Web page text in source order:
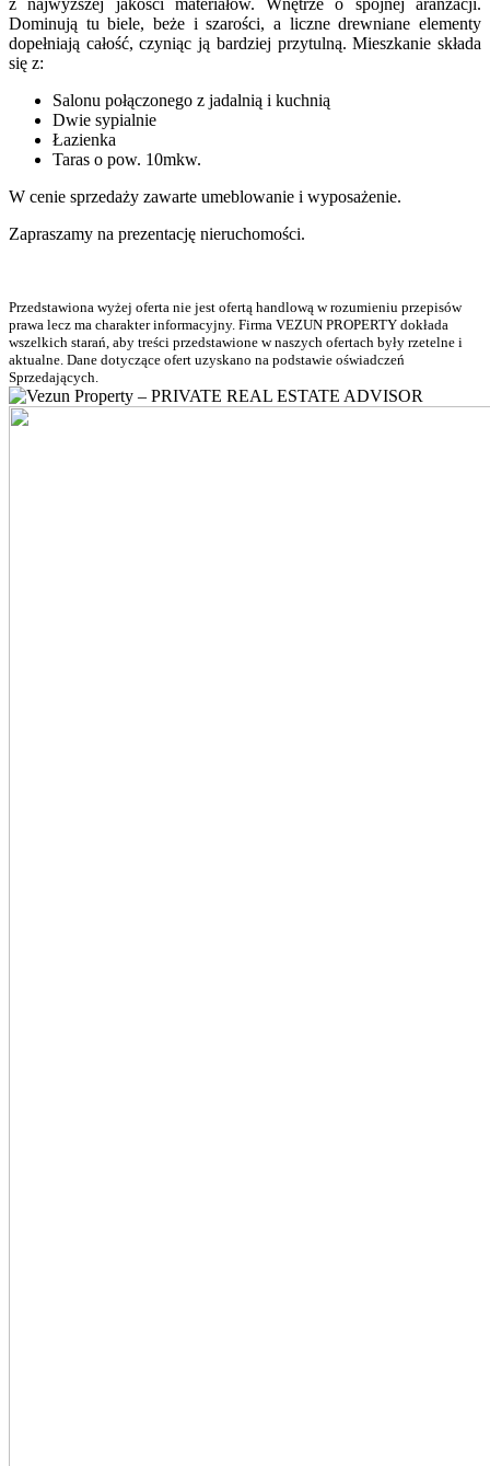
Dominują tu biele, beże i szarości, a liczne drewniane elementy
dopełniają całość, czyniąc ją bardziej przytulną. Mieszkanie składa
się z:
Salonu połączonego z jadalnią i kuchnią
Dwie sypialnie
Łazienka
Taras o pow. 10mkw.
W cenie sprzedaży zawarte umeblowanie i wyposażenie.
Zapraszamy na prezentację nieruchomości.
Przedstawiona wyżej oferta nie jest ofertą handlową w rozumieniu przepisów
prawa lecz ma charakter informacyjny. Firma VEZUN PROPERTY dokłada
wszelkich starań, aby treści przedstawione w naszych ofertach były rzetelne i
aktualne. Dane dotyczące ofert uzyskano na podstawie oświadczeń
Sprzedających.